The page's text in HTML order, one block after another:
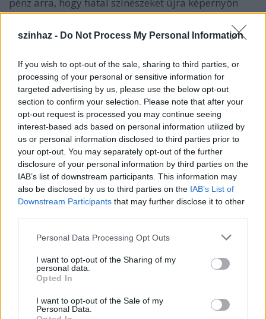
szinhaz - Do Not Process My Personal Information
If you wish to opt-out of the sale, sharing to third parties, or
processing of your personal or sensitive information for
targeted advertising by us, please use the below opt-out
section to confirm your selection. Please note that after your
opt-out request is processed you may continue seeing
interest-based ads based on personal information utilized by
us or personal information disclosed to third parties prior to
your opt-out. You may separately opt-out of the further
disclosure of your personal information by third parties on the
IAB’s list of downstream participants. This information may
also be disclosed by us to third parties on the IAB’s List of
Downstream Participants that may further disclose it to other
Please note that this website/app uses one or more Google
not limited to your visit or usage behaviour. You may click to
grant or deny consent to Google and its third-party tags to
use your data for below specified purposes in below Google
consent section.
Personal Data Processing Opt Outs
I want to opt-out of the Sharing of my
personal data.
Opted In
I want to opt-out of the Sale of my
Personal Data.
lehessen látni, hacsak nem reggeli műsorokban,
mert mint látom a legfiatalabb színészgeneráció
vagy a Lazacban, vagy a Reggeliben van az RTL-en.
- H.Á.: Igen, de nem színészként, tehát itt, ha egyszer
lesz egy rendes televízió, most még kétszer-
háromszor pályáznak elnökök, aztán vagy
kineveznek egyet és nem sikerül, ugyanis nincs
anyagi forrás, nincs tisztázva, hogy miből. Addig
nincs tévéjáték sem, meg egyáltalán nem biztos,
hogy villany van. Tehát, ha egyszer elindul egy ilyen
televízió, akkor fiatal írókat kell keresni, fel kell
nevelni, ez 5-6 év, fiatal írók, fiatal színészek, idősebb
színészek is persze, új darabok, új magyar sorozat, ki
kéne találni a ma Tenkes kapitányát, nem úgy,
fiatalok elé és az idősebbek elé, mert az egy üdítő
televízióba. Nincs ott. És attól, hogy most elnököt
pályáztatnak, attól nem is lesz ott, mert nincs ott a
gazdasági tervek vannak a semmire.